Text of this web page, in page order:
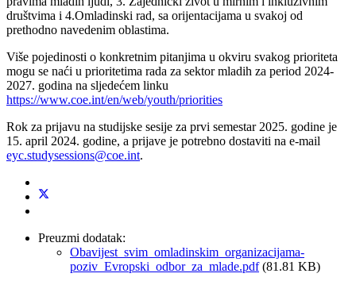
društvima i 4.Omladinski rad, sa orijentacijama u svakoj od
prethodno navedenim oblastima.
Više pojedinosti o konkretnim pitanjima u okviru svakog prioriteta
mogu se naći u prioritetima rada za sektor mladih za period 2024-
2027. godina na sljedećem linku
https://www.coe.int/en/web/youth/priorities
Rok za prijavu na studijske sesije za prvi semestar 2025. godine je
15. april 2024. godine, a prijave je potrebno dostaviti na e-mail
eyc.studysessions@coe.int.
Preuzmi dodatak:
Obavijest_svim_omladinskim_organizacijama-
poziv_Evropski_odbor_za_mlade.pdf(81.81 KB)